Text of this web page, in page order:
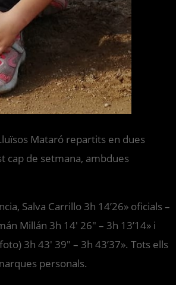
Mataró repartits en dues
cap de setmana, ambdues
Salva Carrillo 3h 14’26» oficials –
Millán 3h 14′ 26″ – 3h 13’14» i
3h 43′ 39″ – 3h 43’37». Tots ells
personals.